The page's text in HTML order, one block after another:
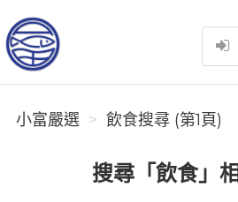
小富嚴選
小富嚴選 飲食搜尋 (第1頁)
搜尋「飲食」